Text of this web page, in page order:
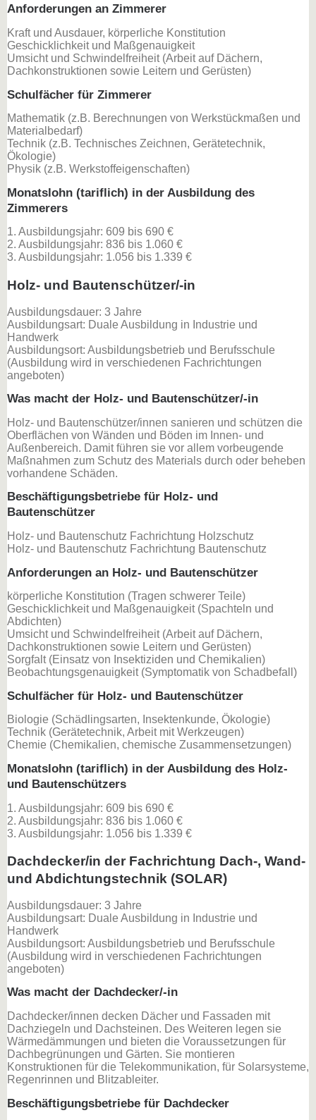
Anforderungen an Zimmerer
Kraft und Ausdauer, körperliche Konstitution
Geschicklichkeit und Maßgenauigkeit
Umsicht und Schwindelfreiheit (Arbeit auf Dächern,
Dachkonstruktionen sowie Leitern und Gerüsten)
Schulfächer für Zimmerer
Mathematik (z.B. Berechnungen von Werkstückmaßen und
Materialbedarf)
Technik (z.B. Technisches Zeichnen, Gerätetechnik,
Ökologie)
Physik (z.B. Werkstoffeigenschaften)
Monatslohn (tariflich) in der Ausbildung des
Zimmerers
1. Ausbildungsjahr: 609 bis 690 €
2. Ausbildungsjahr: 836 bis 1.060 €
3. Ausbildungsjahr: 1.056 bis 1.339 €
Holz- und Bautenschützer/-in
Ausbildungsdauer: 3 Jahre
Ausbildungsart: Duale Ausbildung in Industrie und
Handwerk
Ausbildungsort: Ausbildungsbetrieb und Berufsschule
(Ausbildung wird in verschiedenen Fachrichtungen
angeboten)
Was macht der Holz- und Bautenschützer/-in
Holz- und Bautenschützer/innen sanieren und schützen die
Oberflächen von Wänden und Böden im Innen- und
Außenbereich. Damit führen sie vor allem vorbeugende
Maßnahmen zum Schutz des Materials durch oder beheben
vorhandene Schäden.
Beschäftigungsbetriebe für Holz- und
Bautenschützer
Holz- und Bautenschutz Fachrichtung Holzschutz
Holz- und Bautenschutz Fachrichtung Bautenschutz
Anforderungen an Holz- und Bautenschützer
körperliche Konstitution (Tragen schwerer Teile)
Geschicklichkeit und Maßgenauigkeit (Spachteln und
Abdichten)
Umsicht und Schwindelfreiheit (Arbeit auf Dächern,
Dachkonstruktionen sowie Leitern und Gerüsten)
Sorgfalt (Einsatz von Insektiziden und Chemikalien)
Beobachtungsgenauigkeit (Symptomatik von Schadbefall)
Schulfächer für Holz- und Bautenschützer
Biologie (Schädlingsarten, Insektenkunde, Ökologie)
Technik (Gerätetechnik, Arbeit mit Werkzeugen)
Chemie (Chemikalien, chemische Zusammensetzungen)
Monatslohn (tariflich) in der Ausbildung des Holz-
und Bautenschützers
1. Ausbildungsjahr: 609 bis 690 €
2. Ausbildungsjahr: 836 bis 1.060 €
3. Ausbildungsjahr: 1.056 bis 1.339 €
Dachdecker/in der Fachrichtung Dach-, Wand-
und Abdichtungstechnik (SOLAR)
Ausbildungsdauer: 3 Jahre
Ausbildungsart: Duale Ausbildung in Industrie und
Handwerk
Ausbildungsort: Ausbildungsbetrieb und Berufsschule
(Ausbildung wird in verschiedenen Fachrichtungen
angeboten)
Was macht der Dachdecker/-in
Dachdecker/innen decken Dächer und Fassaden mit
Dachziegeln und Dachsteinen. Des Weiteren legen sie
Wärmedämmungen und bieten die Voraussetzungen für
Dachbegrünungen und Gärten. Sie montieren
Konstruktionen für die Telekommunikation, für Solarsysteme,
Regenrinnen und Blitzableiter.
Beschäftigungsbetriebe für Dachdecker